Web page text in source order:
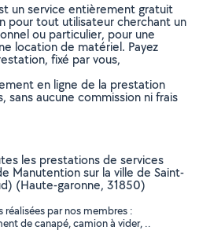
un service entièrement gratuit
pour tout utilisateur cherchant un
ou particulier, pour une
location de matériel. Payez
fixé par vous,
en ligne de la prestation
sans aucune commission ni frais
les prestations de services
Manutention sur la ville de Saint-
(Haute-garonne, 31850)
par nos membres :
de canapé, camion à vider, ..